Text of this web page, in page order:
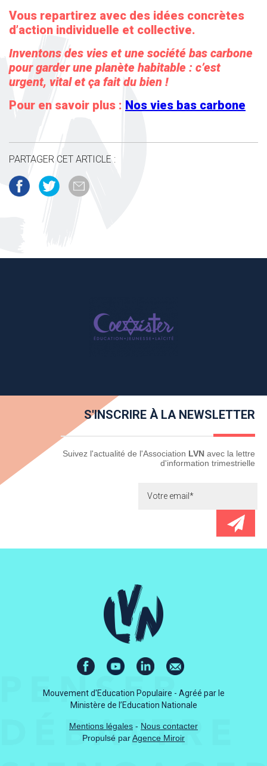
Vous repartirez avec des idées concrètes
d’action individuelle et collective.
Inventons des vies et une société bas carbone
pour garder une planète habitable : c’est
urgent, vital et ça fait du bien !
Pour en savoir plus : Nos vies bas carbone
PARTAGER CET ARTICLE :
S'INSCRIRE À LA NEWSLETTER
Newsletter Suivez l'actualité de l'Association LVN avec la lettre
d'information trimestrielle
Mouvement d'Education Populaire - Agréé par le
Ministère de l’Education Nationale
Mentions légales - Nous contacter
Propulsé parAgence Miroir